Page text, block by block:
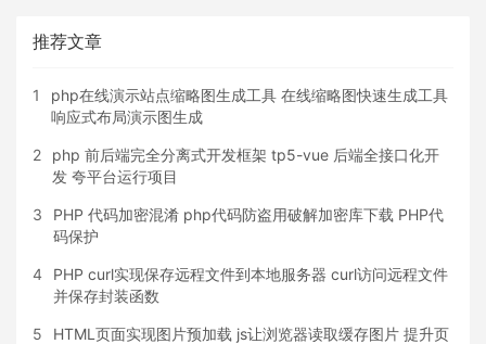
推荐文章
1
php在线演示站点缩略图生成工具 在线缩略图快速生成工具
响应式布局演示图生成
2
php 前后端完全分离式开发框架 tp5-vue 后端全接口化开
发 夸平台运行项目
3
PHP 代码加密混淆 php代码防盗用破解加密库下载 PHP代
码保护
4
PHP curl实现保存远程文件到本地服务器 curl访问远程文件
并保存封装函数
5
HTML页面实现图片预加载 js让浏览器读取缓存图片 提升页